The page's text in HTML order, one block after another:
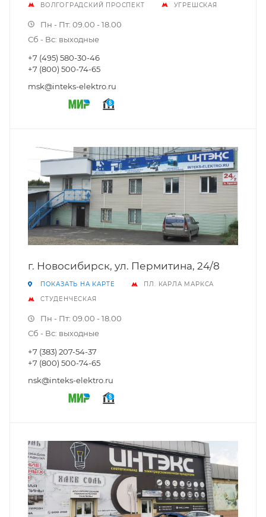
ВОЛГОГРАДСКИЙ ПРОСПЕКТ
УГРЕШСКАЯ
Пн - Пт: 09.00 - 18.00
Сб - Вс: выходные
+7 (495) 580-30-46
+7 (800) 500-74-65
msk@inteks-elektro.ru
г. Новосибирск, ул. Пермитина, 24/8
ПОКАЗАТЬ НА КАРТЕ
ПЛ. КАРЛА МАРКСА
СТУДЕНЧЕСКАЯ
Пн - Пт: 09.00 - 18.00
Сб - Вс: выходные
+7 (383) 207-54-37
+7 (800) 500-74-65
nsk@inteks-elektro.ru